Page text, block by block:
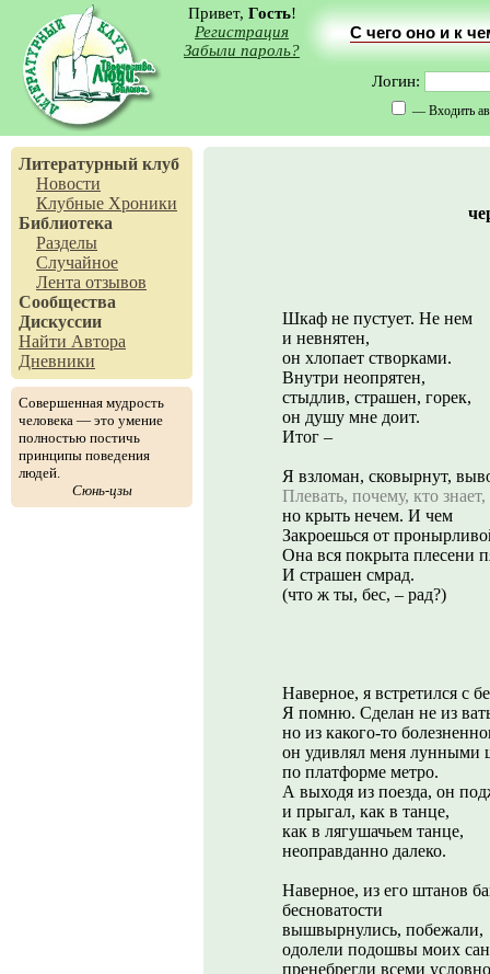
Привет, Гость!
Регистрация
Забыли пароль?
С чего оно и к
Логин:
— Входить
Литературный клуб
Новости
Клубные Хроники
Библиотека
Разделы
Случайное
Лента отзывов
Сообщества
Дискуссии
Найти Автора
Дневники
Совершенная мудрость
человека — это умение
полностью постичь
принципы поведения
людей.
Сюнь-цзы
Шкаф не пустует. Не нем
и невнятен,
он хлопает створками.
Внутри неопрятен,
стыдлив, страшен, горек,
он душу мне доит.
Итог –
Я взломан, сковырнут,
Плевать, почему, кто знает,
но крыть нечем. И чем
Закроешься от
Она вся покрыта плесени
И страшен смрад.
(что ж ты, бес, – рад?)
Наверное, я встретился с
Я помню. Сделан не из
но из какого-то
он удивлял меня лунными
по платформе метро.
А выходя из поезда, он
и прыгал, как в танце,
как в лягушачьем танце,
неоправданно далеко.
Наверное, из его штанов
бесноватости
вышвырнулись, побежали,
одолели подошвы моих
пренебрегли всеми